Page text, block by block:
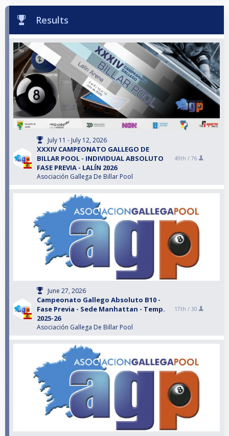
Results
July 11 - July 12, 2026
XXXIV CAMPEONATO GALLEGO DE
BILLAR POOL - INDIVIDUAL ABSOLUTO
FASE PREVIA - LALÍN 2026
Asociación Gallega De Billar Pool
49th / 76
June 27, 2026
Campeonato Gallego Absoluto B10 -
Fase Previa - Sede Manhattan - Temp.
2025-26
Asociación Gallega De Billar Pool
17th / 30